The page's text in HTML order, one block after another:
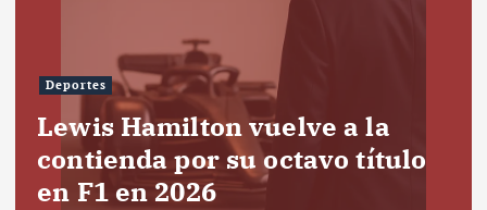
Deportes
Lewis Hamilton vuelve a la
contienda por su octavo título
en F1 en 2026